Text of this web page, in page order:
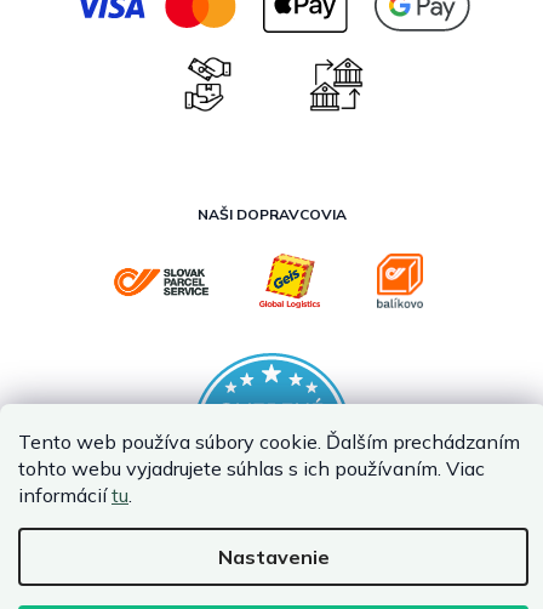
Tento web používa súbory cookie. Ďalším prechádzaním
tohto webu vyjadrujete súhlas s ich používaním. Viac
informáciítu.
Nastavenie
NAŠI DOPRAVCOVIA